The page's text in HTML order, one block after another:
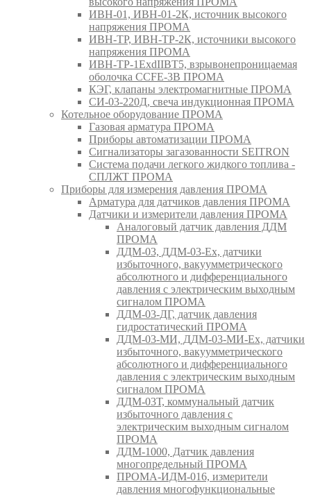
ИВН-01, ИВН-01-2К, источник высокого
напряжения ПРОМА
ИВН-ТР, ИВН-ТР-2К, источники высокого
напряжения ПРОМА
ИВН-ТР-1ExdIIBT5, взрывонепроницаемая
оболочка CCFE-3B ПРОМА
КЭГ, клапаны электромагнитные ПРОМА
СИ-03-220Д, свеча индукционная ПРОМА
Котельное оборудование ПРОМА
Газовая арматура ПРОМА
Приборы автоматизации ПРОМА
Сигнализаторы загазованности SEITRON
Система подачи легкого жидкого топлива -
СПЛЖТ ПРОМА
Приборы для измерения давления ПРОМА
Арматура для датчиков давления ПРОМА
Датчики и измерители давления ПРОМА
Аналоговый датчик давления ДДМ
ПРОМА
ДДМ-03, ДДМ-03-Ех, датчики
избыточного, вакуумметрического
абсолютного и дифференциального
давления с электрическим выходным
сигналом ПРОМА
ДДМ-03-ДГ, датчик давления
гидростатический ПРОМА
ДДМ-03-МИ, ДДМ-03-МИ-Ех, датчики
избыточного, вакуумметрического
абсолютного и дифференциального
давления с электрическим выходным
сигналом ПРОМА
ДДМ-03Т, коммунальный датчик
избыточного давления с
электрическим выходным сигналом
ПРОМА
ДДМ-1000, Датчик давления
многопредельный ПРОМА
ПРОМА-ИДМ-016, измерители
давления многофункциональные